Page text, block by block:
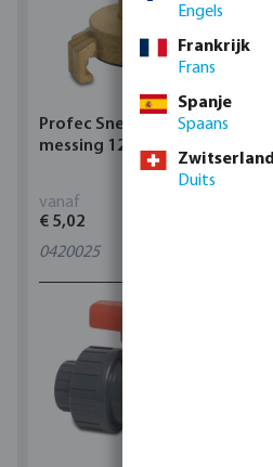
Profec Snelkoppeling
messing 12 bar slangtule
vanaf
€ 5,02
0420025
Engels
Frankrijk
Frans
Spanje
Spaans
Zwitserland
Duits